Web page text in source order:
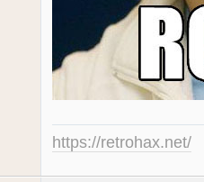
https://retrohax.net/